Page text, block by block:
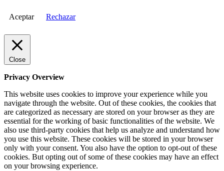
Aceptar Rechazar
Close
Privacy Overview
This website uses cookies to improve your experience while you
navigate through the website. Out of these cookies, the cookies that
are categorized as necessary are stored on your browser as they are
essential for the working of basic functionalities of the website. We
also use third-party cookies that help us analyze and understand how
you use this website. These cookies will be stored in your browser
only with your consent. You also have the option to opt-out of these
cookies. But opting out of some of these cookies may have an effect
on your browsing experience.